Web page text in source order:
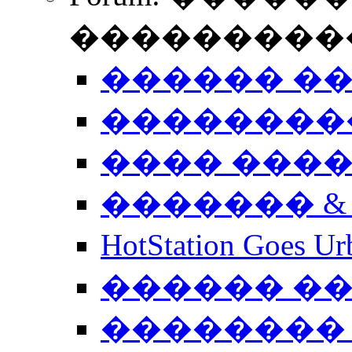
������
����
�������
HotStation
������
��������